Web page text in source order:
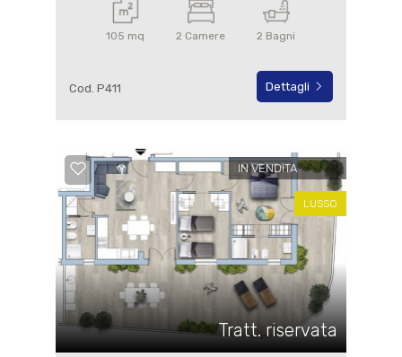
105 mq 2 Camere 2 Bagni
Cod. P411 Dettagli
IN VENDITA
LUSSO
Tratt. riservata